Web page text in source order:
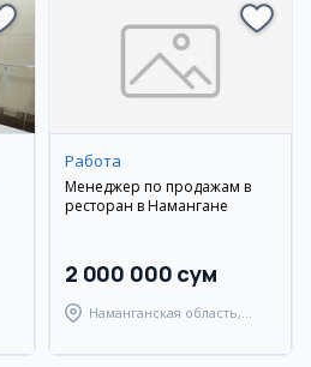
Работа
Менеджер по продажам в
ресторан в Намангане
2 000 000 сум
Наманганская область,